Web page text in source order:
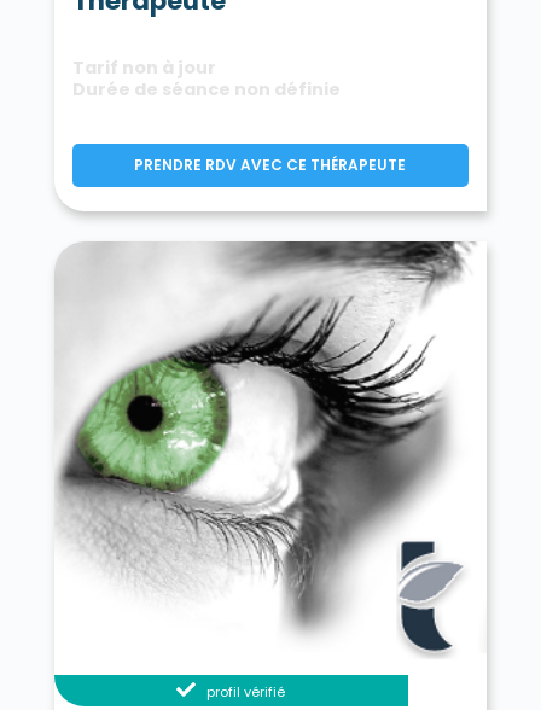
Tarif non à jour
Durée de séance non définie
PRENDRE RDV AVEC CE THÉRAPEUTE
profil vérifié